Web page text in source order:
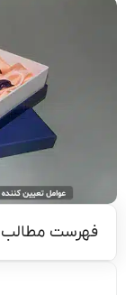
فهرست مطالب